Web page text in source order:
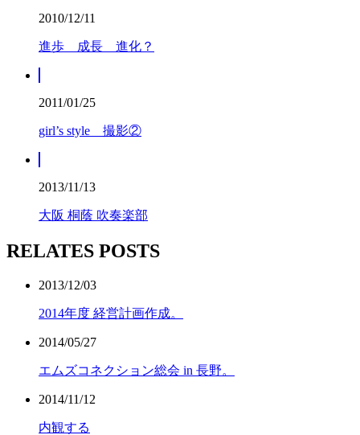
2010/12/11
進歩 成長 進化？
2011/01/25
girl’s style 撮影②
2013/11/13
大阪 桐蔭 吹奏楽部
RELATES POSTS
2013/12/03
2014年度 経営計画作成。
2014/05/27
エムズコネクション総会 in 長野。
2014/11/12
内観する